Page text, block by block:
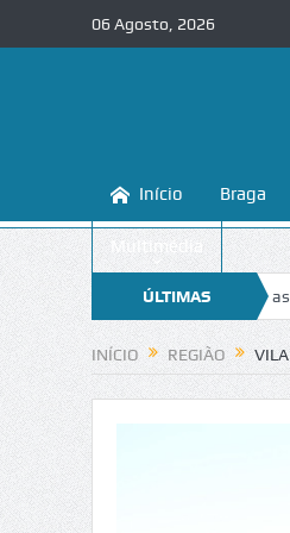
06 Agosto, 2026
Início Braga
Multimédia
ÚLTIMAS
NOTÍCIAS
a conhecer e proteger as praias
INÍCIO REGIÃO